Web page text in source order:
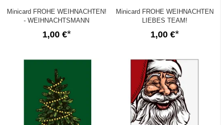
Minicard FROHE WEIHNACHTEN!
- WEIHNACHTSMANN
1,00 €
Minicard FROHE WEIHNACHTEN
LIEBES TEAM!
1,00 €